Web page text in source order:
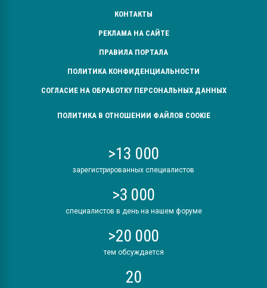
КОНТАКТЫ
РЕКЛАМА НА САЙТЕ
ПРАВИЛА ПОРТАЛА
ПОЛИТИКА КОНФИДЕНЦИАЛЬНОСТИ
СОГЛАСИЕ НА ОБРАБОТКУ ПЕРСОНАЛЬНЫХ ДАННЫХ
ПОЛИТИКА В ОТНОШЕНИИ ФАЙЛОВ COOKIE
>13 000
зарегистрированных специалистов
>3 000
специалистов в день на нашем форуме
>20 000
тем обсуждается
20